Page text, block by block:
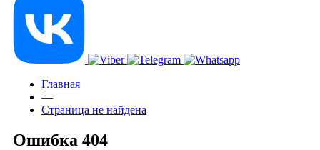
Главная
—
Страница не найдена
Ошибка 404